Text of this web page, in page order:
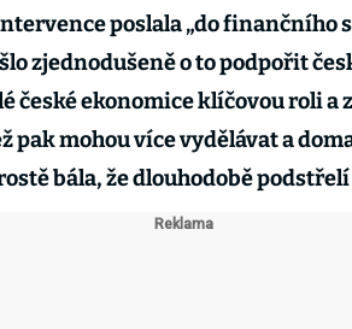
poslala „do finančního
zjednodušeně o to podpořit
české ekonomice klíčovou roli a
pak mohou více vydělávat a
bála, že dlouhodobě